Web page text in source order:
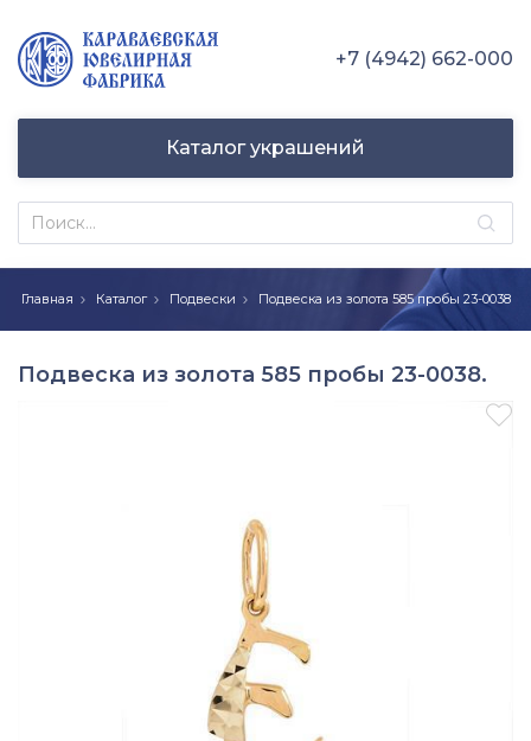
+7 (4942) 662-000
Каталог украшений
Главная Каталог Подвески Подвеска из золота 585 пробы 23-0038
Подвеска из золота 585 пробы 23-0038.
